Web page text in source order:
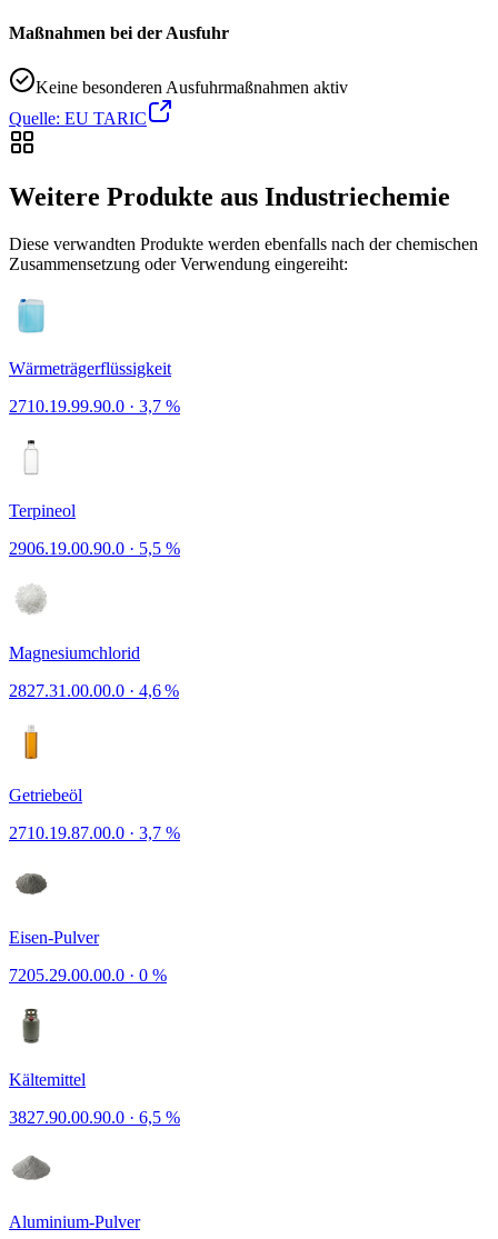
Maßnahmen bei der Ausfuhr
Keine besonderen Ausfuhrmaßnahmen aktiv
Quelle: EU TARIC
Weitere Produkte aus Industriechemie
Diese verwandten Produkte werden ebenfalls nach der chemischen
Zusammensetzung oder Verwendung eingereiht:
Wärmeträgerflüssigkeit
2710.19.99.90.0 · 3,7 %
Terpineol
2906.19.00.90.0 · 5,5 %
Magnesiumchlorid
2827.31.00.00.0 · 4,6 %
Getriebeöl
2710.19.87.00.0 · 3,7 %
Eisen-Pulver
7205.29.00.00.0 · 0 %
Kältemittel
3827.90.00.90.0 · 6,5 %
Aluminium-Pulver